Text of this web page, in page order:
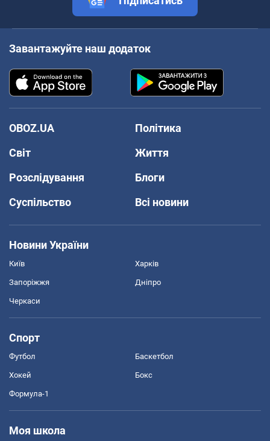
Завантажуйте наш додаток
OBOZ.UA
Політика
Світ
Життя
Розслідування
Блоги
Суспільство
Всі новини
Новини України
Київ Харків
Запоріжжя Дніпро
Черкаси
Спорт
Футбол Баскетбол
Хокей Бокс
Формула-1
Моя школа